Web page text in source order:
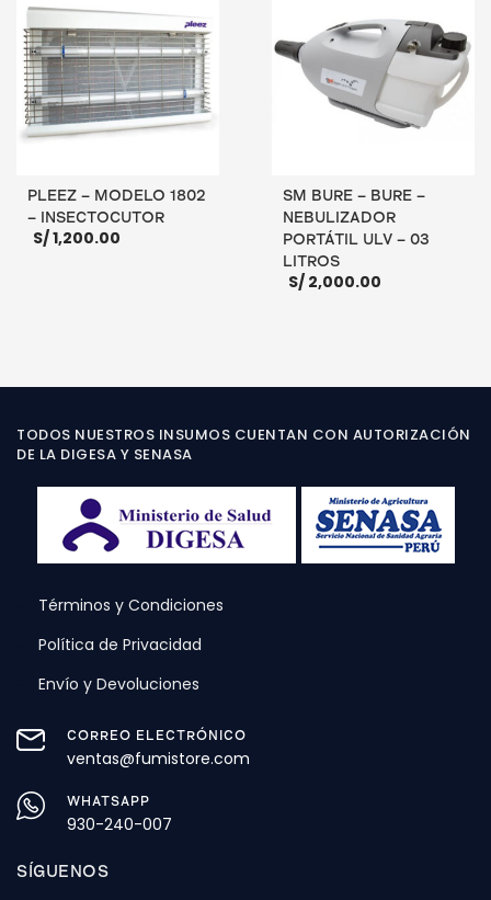
PLEEZ – MODELO 1802
– INSECTOCUTOR
S/1,200.00
SM BURE – BURE –
NEBULIZADOR
PORTÁTIL ULV – 03
LITROS
S/2,000.00
TODOS NUESTROS INSUMOS CUENTAN CON AUTORIZACIÓN
DE LA DIGESA Y SENASA
Términos y Condiciones
Política de Privacidad
Envío y Devoluciones
CORREO ELECTRÓNICO
ventas@fumistore.com
WHATSAPP
930-240-007
SÍGUENOS